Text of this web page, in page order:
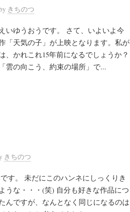
きちのつ
いゆうおうです。 さて、いよいよ今
「天気の子」が上映となります。私が
、かれこれ15年前になるでしょうか？
雲の向こう、約束の場所」で...
きちのつ
す。 未だにこのハンネにしっくりき
うな・・・(笑) 自分も好きな作品につ
んですが、なんとなく同じになるのは